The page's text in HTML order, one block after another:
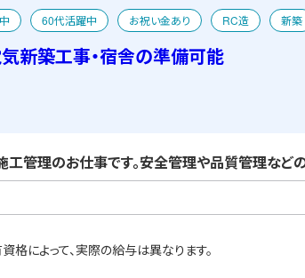
60代活躍中 お祝い金あり RC造
新築
新築工事・宿舎の準備可能
管理のお仕事です。安全管理や品質管理など
格によって、実際の給与は異なります。